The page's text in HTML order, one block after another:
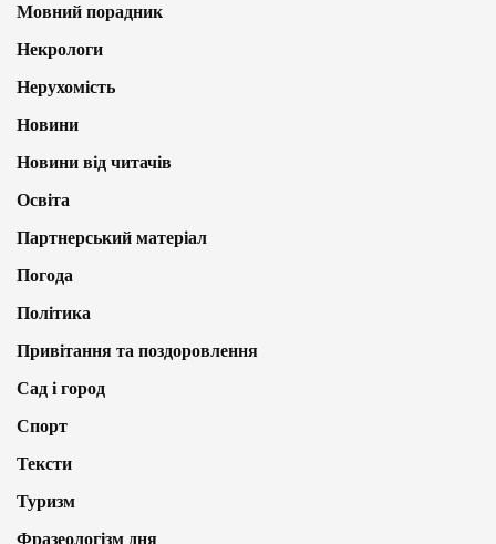
Мовний порадник
Некрологи
Нерухомість
Новини
Новини від читачів
Освіта
Партнерський матеріал
Погода
Політика
Привітання та поздоровлення
Сад і город
Спорт
Тексти
Туризм
Фразеологізм дня